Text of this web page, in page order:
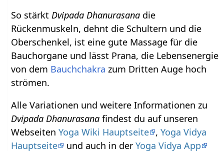
So stärktDvipada Dhanurasana die
Rückenmuskeln, dehnt die Schultern und die
Oberschenkel, ist eine gute Massage für die
Bauchorgane und lässt Prana, die Lebensenergie
von dem Bauchchakra zum Dritten Auge hoch
strömen.
Alle Variationen und weitere Informationen zu
Dvipada Dhanurasana findest du auf unseren
WebseitenYoga Wiki Hauptseite ,Yoga Vidya
Hauptseite
und auch in derYoga Vidya App